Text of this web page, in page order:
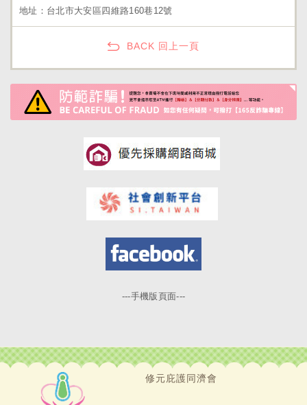
地址：台北市大安區四維路160巷12號
BACK 回上一頁
---手機版頁面---
修元庇護同濟會